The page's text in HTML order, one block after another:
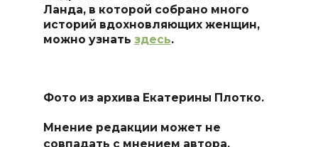
Ланда, в которой собрано много
историй вдохновляющих женщин,
можно узнать здесь.
Фото из архива Екатерины Плотко.
Мнение редакции может не
совпадать с мнением автора.